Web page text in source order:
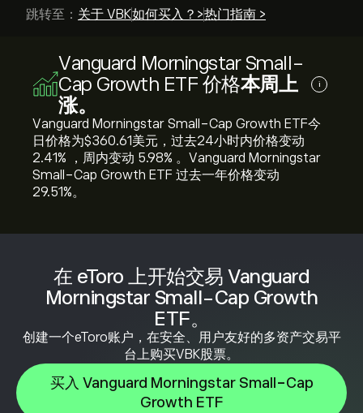
在 eToro 上开始交易 Vanguard
Morningstar Small-Cap Growth
ETF。
创建一个eToro账户，在安全、用户友好的多资产交易平
台上购买VBK股票。
买入 Vanguard Morningstar Small-Cap
Growth ETF
跳转至： 关于 VBK如何买入？>热门指南 >
Vanguard Morningstar Small-
Cap Growth ETF 价格本周上
涨。
i
Vanguard Morningstar Small-Cap Growth ETF今
日价格为‎$‎360.61美元，过去24小时内价格变动
‎2.41‎% ，周内变动 ‎5.98‎% 。Vanguard Morningstar
Small-Cap Growth ETF 过去一年价格变动
‎29.51‎%。